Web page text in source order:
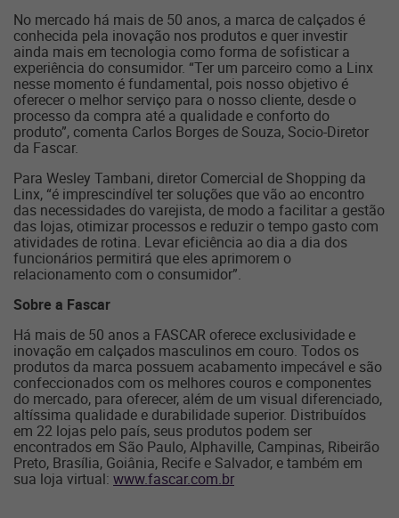
No mercado há mais de 50 anos, a marca de calçados é
conhecida pela inovação nos produtos e quer investir
ainda mais em tecnologia como forma de sofisticar a
experiência do consumidor. “Ter um parceiro como a Linx
nesse momento é fundamental, pois nosso objetivo é
oferecer o melhor serviço para o nosso cliente, desde o
processo da compra até a qualidade e conforto do
produto”, comenta Carlos Borges de Souza, Socio-Diretor
da Fascar.
Para Wesley Tambani, diretor Comercial de Shopping da
Linx, “é imprescindível ter soluções que vão ao encontro
das necessidades do varejista, de modo a facilitar a gestão
das lojas, otimizar processos e reduzir o tempo gasto com
atividades de rotina. Levar eficiência ao dia a dia dos
funcionários permitirá que eles aprimorem o
relacionamento com o consumidor”.
Sobre a Fascar
Há mais de 50 anos a FASCAR oferece exclusividade e
inovação em calçados masculinos em couro. Todos os
produtos da marca possuem acabamento impecável e são
confeccionados com os melhores couros e componentes
do mercado, para oferecer, além de um visual diferenciado,
altíssima qualidade e durabilidade superior. Distribuídos
em 22 lojas pelo país, seus produtos podem ser
encontrados em São Paulo, Alphaville, Campinas, Ribeirão
Preto, Brasília, Goiânia, Recife e Salvador, e também em
sua loja virtual: www.fascar.com.br